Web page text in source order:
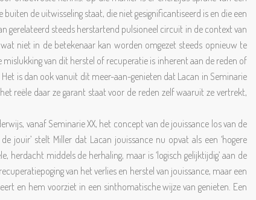
buiten de uitwisseling staat, die niet gesignificantiseerd is en die een
gerelateerd steeds herstartend pulsioneel circuit in de context van
niet in de betekenaar kan worden omgezet steeds opnieuw te
van dit herstel of recuperatie is inherent aan de reden of
is dan ook vanuit dit meer-aan-genieten dat Lacan in Seminarie
reële daar ze garant staat voor de reden zelf waaruit ze vertrekt,
vanaf Seminarie XX, het concept van de jouissance los van de
jouir’ stelt Miller dat Lacan jouissance nu opvat als een ‘hogere
herdacht middels de herhaling, maar is ‘logisch gelijktijdig’ aan de
van het verlies en herstel van jouissance, maar een
en hem voorziet in een sinthomatische wijze van genieten. Een